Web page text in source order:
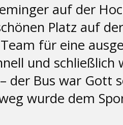
auf der
Platz auf
für eine
und
Bus war Gott
wurde dem